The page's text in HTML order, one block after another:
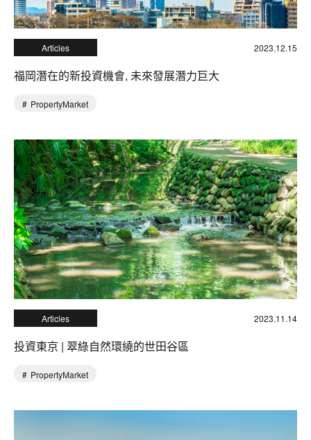
Articles 2023.12.15
福岡潛在的新投資機會, 未來發展潛力巨大
PropertyMarket
Articles 2023.11.14
投資東京 | 翠綠自然環繞的世田谷區
PropertyMarket